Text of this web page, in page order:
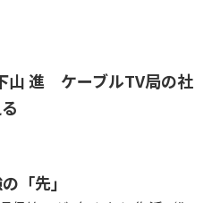
山 進 ケーブルTV局の社
「先」